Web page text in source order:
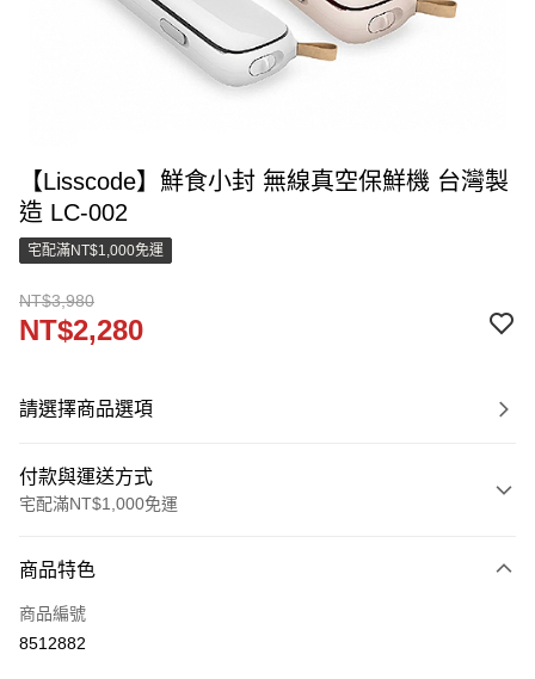
【Lisscode】鮮食小封 無線真空保鮮機 台灣製
造 LC-002
宅配滿NT$1,000免運
NT$3,980
NT$2,280
請選擇商品選項
付款與運送方式
宅配滿NT$1,000免運
信用卡一次付款
LINE Pay
商品特色
商品編號
8512882